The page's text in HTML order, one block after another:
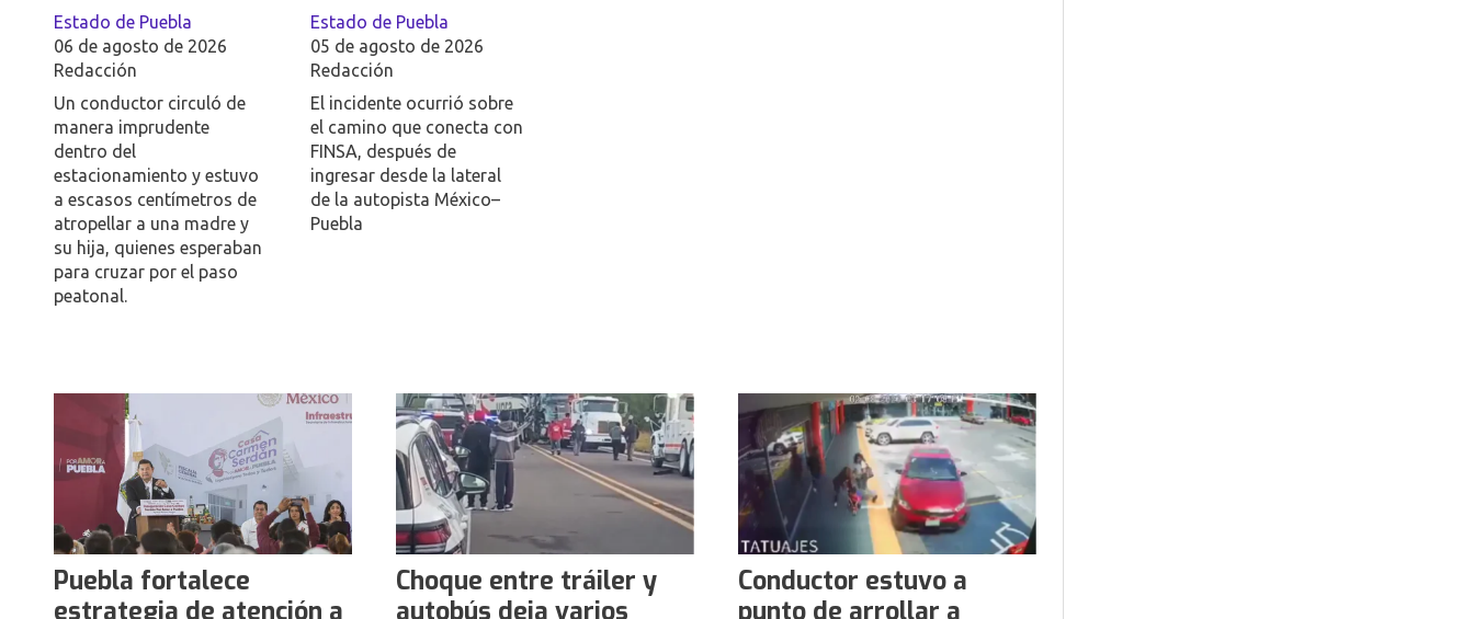
Redacción
Estado de Puebla
06 de agosto de 2026
Un conductor circuló de
manera imprudente
dentro del
estacionamiento y estuvo
a escasos centímetros de
atropellar a una madre y
su hija, quienes esperaban
para cruzar por el paso
peatonal.
Redacción
Estado de Puebla
05 de agosto de 2026
El incidente ocurrió sobre
el camino que conecta con
FINSA, después de
ingresar desde la lateral
de la autopista México–
Puebla
Puebla fortalece
Choque entre tráiler y
Conductor estuvo a